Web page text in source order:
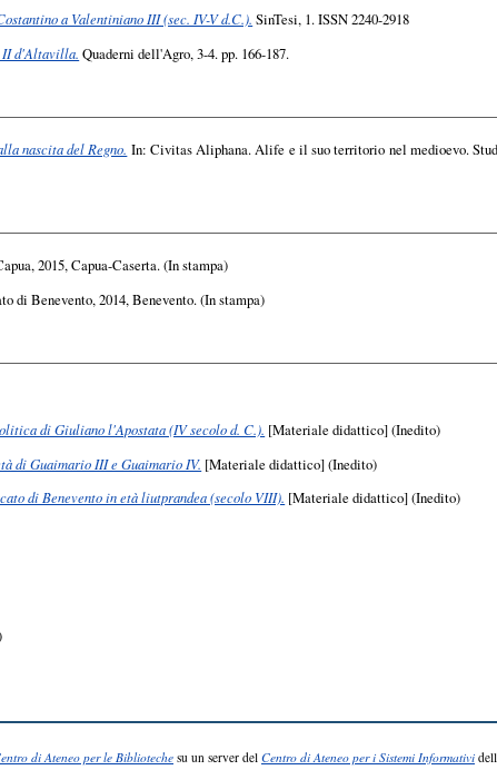
a Valentiniano III (sec. IV-V d.C.). SinTesi, 1. ISSN 2240-2918
II d'Altavilla. Quaderni dell'Agro, 3-4. pp. 166-187.
nascita del Regno. In: Civitas Aliphana. Alife e il suo territorio nel medioevo.
2015, Capua-Caserta. (In stampa)
di Benevento, 2014, Benevento. (In stampa)
di Giuliano l'Apostata (IV secolo d. C.). [Materiale didattico] (Inedito)
di Guaimario III e Guaimario IV. [Materiale didattico] (Inedito)
di Benevento in età liutprandea (secolo VIII). [Materiale didattico] (Inedito)
di Ateneo per le Bibliotechesu un server del Centro di Ateneo per i Sistemi Informativi